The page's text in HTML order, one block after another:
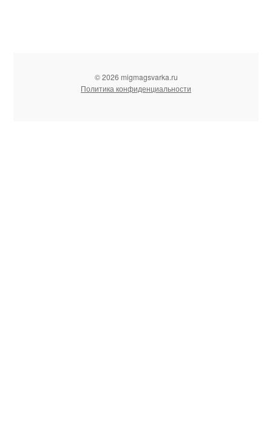
© 2026 migmagsvarka.ru
Политика конфиденциальности